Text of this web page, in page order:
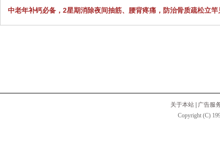
中老年补钙必备，2星期消除夜间抽筋、腰背疼痛，防治骨质疏松立竿
关于本站
广告服
Copyright (C)